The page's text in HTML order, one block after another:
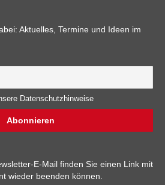
Aktuelles, Termine und Ideen im
Datenschutzhinweise
E-Mail finden Sie einen Link mit
wieder beenden können.